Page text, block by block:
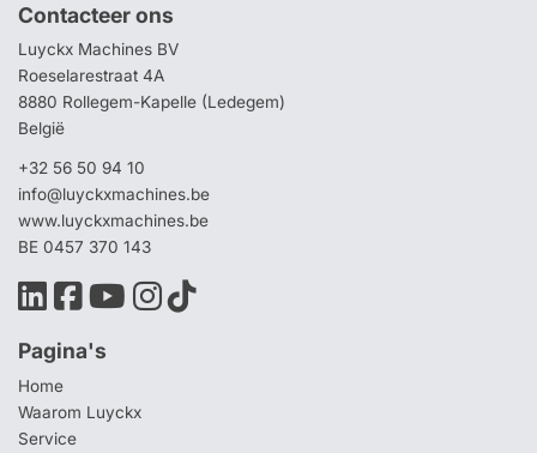
Contacteer ons
Luyckx Machines BV
Roeselarestraat 4A
8880 Rollegem-Kapelle (Ledegem)
België
+32 56 50 94 10
info@luyckxmachines.be
www.luyckxmachines.be
BE 0457 370 143
Pagina's
Home
Waarom Luyckx
Service